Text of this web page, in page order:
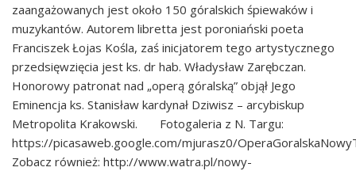
zaangażowanych jest około 150 góralskich śpiewaków i
muzykantów. Autorem libretta jest poroniański poeta
Franciszek Łojas Kośla, zaś inicjatorem tego artystycznego
przedsięwzięcia jest ks. dr hab. Władysław Zarębczan.
Honorowy patronat nad „operą góralską” objął Jego
Eminencja ks. Stanisław kardynał Dziwisz – arcybiskup
Metropolita Krakowski. Fotogaleria z N. Targu:
https://picasaweb.google.com/mjurasz0/
Zobacz również: http://www.watra.pl/nowy-